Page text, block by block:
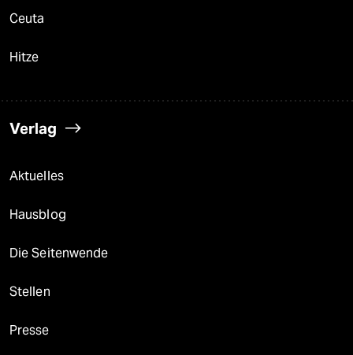
Ceuta
Hitze
Verlag
Aktuelles
Hausblog
Die Seitenwende
Stellen
Presse